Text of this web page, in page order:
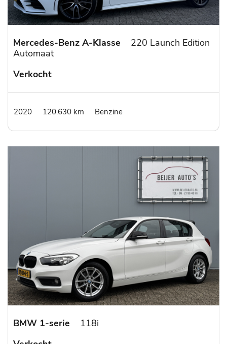
Mercedes-Benz A-Klasse
220 Launch Edition
Automaat
Verkocht
2020 120.630 km Benzine
BMW 1-serie
118i